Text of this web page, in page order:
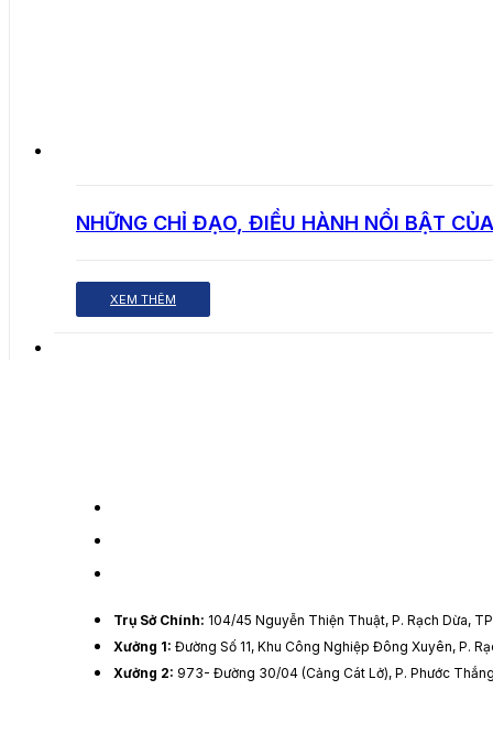
NHỮNG CHỈ ĐẠO, ĐIỀU HÀNH NỔI BẬT
XEM THÊM
Trụ Sở Chính: 104/45 Nguyễn Thiện Thuật, P. Rạch Dừa,
Xưởng 1: Đường Số 11, Khu Công Nghiệp Đông Xuyên, P.
Xưởng 2: 973- Đường 30/04 (Cảng Cát Lở), P. Phước